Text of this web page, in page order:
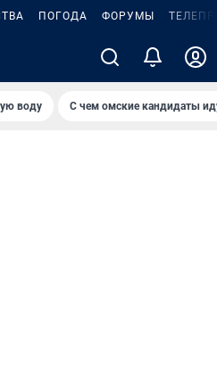
ПОГОДА ФОРУМЫ
воду С чем омские кандидаты